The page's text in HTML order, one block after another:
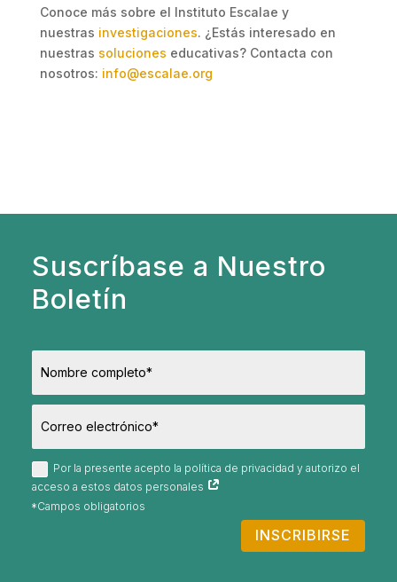
Conoce más sobre el Instituto Escalae y
nuestras investigaciones. ¿Estás interesado en
nuestras soluciones educativas? Contacta con
nosotros: info@escalae.org
Suscríbase a Nuestro
Boletín
Por la presente acepto la política de privacidad y autorizo el
acceso a estos datos personales
INSCRIBIRSE